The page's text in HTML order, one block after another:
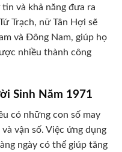
và khả năng đưa ra
Trạch, nữ Tân Hợi sẽ
và Đông Nam, giúp họ
nhiều thành công
Sinh Năm 1971
có những con số may
vận số. Việc ứng dụng
ngày có thể giúp tăng